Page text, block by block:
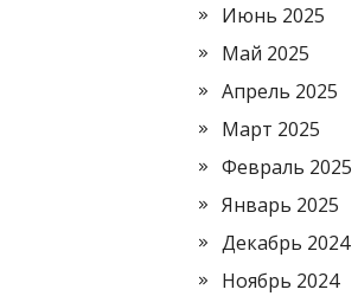
Июнь 2025
Май 2025
Апрель 2025
Март 2025
Февраль 2025
Январь 2025
Декабрь 2024
Ноябрь 2024